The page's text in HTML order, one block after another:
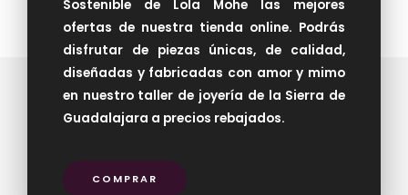
Sostenible de Lola Mohe las mejores
ofertas de nuestra tienda online. Podrás
disfrutar de piezas únicas, de calidad,
diseñadas y fabricadas con amor y mimo
en nuestro taller de joyería de la Sierra de
Guadalajara a precios rebajados.
COMPRAR